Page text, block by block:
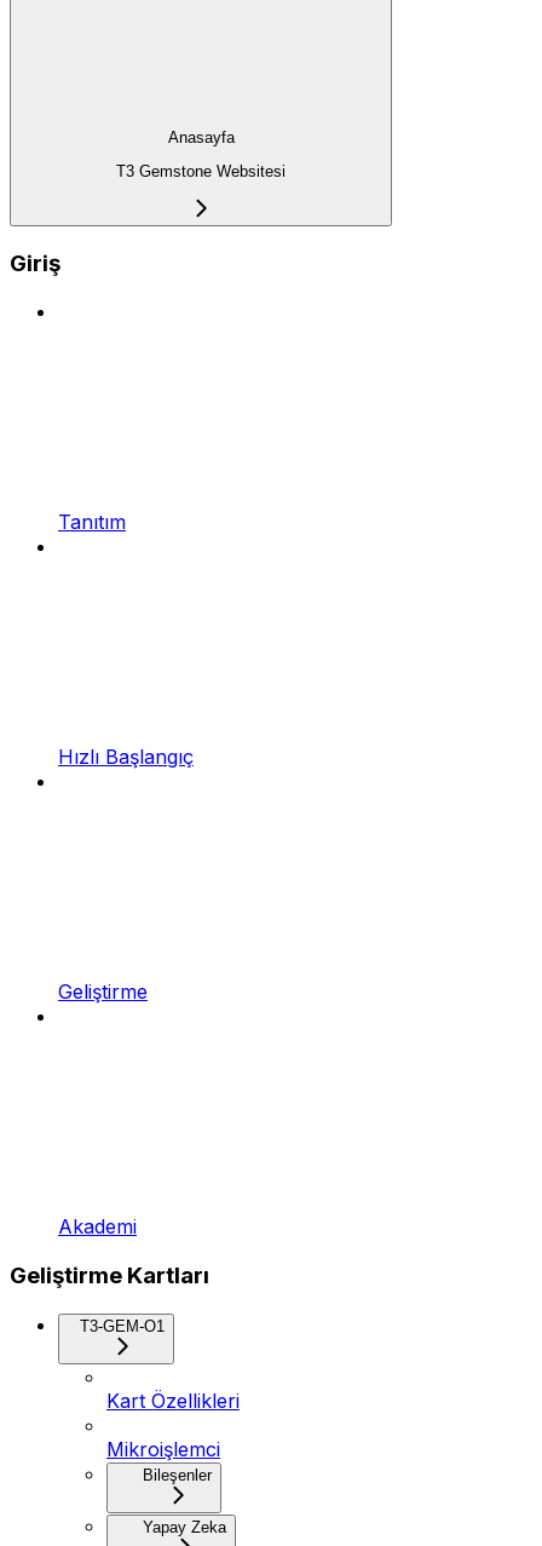
Anasayfa
T3 Gemstone Websitesi
Giriş
Tanıtım
Hızlı Başlangıç
Geliştirme
Akademi
Geliştirme Kartları
T3-GEM-O1
Kart Özellikleri
Mikroişlemci
Bileşenler
Yapay Zeka